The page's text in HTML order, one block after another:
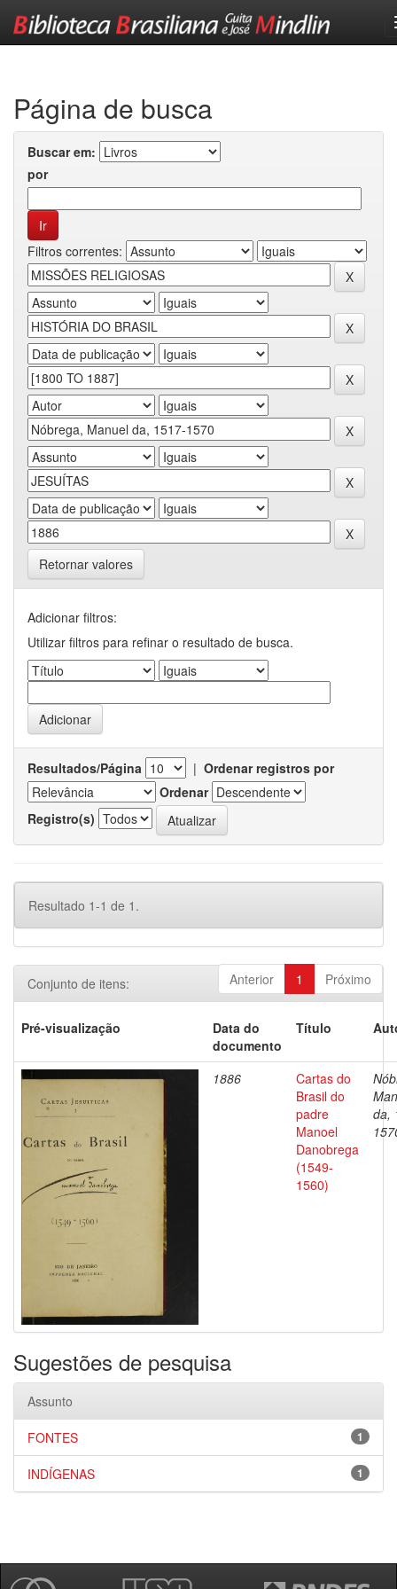
Página de busca
Buscar em:
por
Filtros correntes:
Retornar valores
Adicionar filtros:
Utilizar filtros para refinar o resultado de busca.
Resultados/Página | Ordenar registros por
Ordenar
Registro(s)
Resultado 1-1 de 1.
Anterior 1 Próximo
Conjunto de itens:
Pré-visualização
Data do
documento
Título
1886
Cartas do
Brasil do
padre
Manoel
Danobrega
(1549-
1560)
da,
Sugestões de pesquisa
Assunto
1
FONTES
1
INDÍGENAS